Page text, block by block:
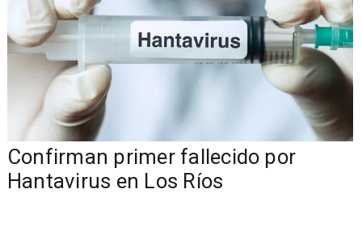
Confirman primer fallecido por
Hantavirus en Los Ríos